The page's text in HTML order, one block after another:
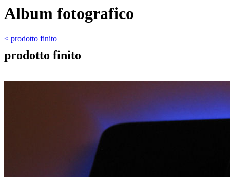
Album fotografico
< prodotto finito
prodotto finito